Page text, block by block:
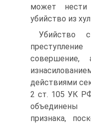
может нести
убийство из
Убийство
действиями
2 ст. 105 УК
признака,